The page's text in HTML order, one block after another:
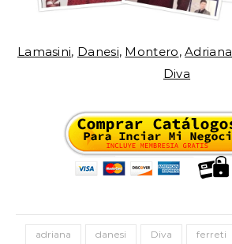
Lamasini, Danesi, Montero,Adriana
Diva
adriana danesi Diva ferreti